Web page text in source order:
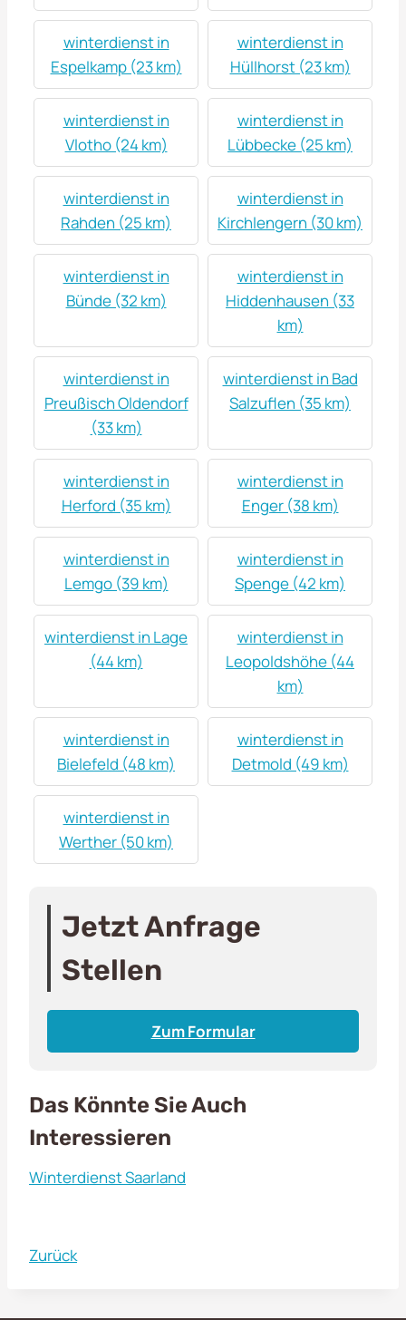
winterdienst in
Espelkamp (23 km)
winterdienst in
Hüllhorst (23 km)
winterdienst in
Vlotho (24 km)
winterdienst in
Lübbecke (25 km)
winterdienst in
Rahden (25 km)
winterdienst in
Kirchlengern (30 km)
winterdienst in
Bünde (32 km)
winterdienst in
Hiddenhausen (33
km)
winterdienst in
Preußisch Oldendorf
(33 km)
winterdienst in Bad
Salzuflen (35 km)
winterdienst in
Herford (35 km)
winterdienst in
Enger (38 km)
winterdienst in
Lemgo (39 km)
winterdienst in
Spenge (42 km)
winterdienst in Lage
(44 km)
winterdienst in
Leopoldshöhe (44
km)
winterdienst in
Bielefeld (48 km)
winterdienst in
Detmold (49 km)
winterdienst in
Werther (50 km)
Jetzt Anfrage
Stellen
Zum Formular
Das Könnte Sie Auch
Interessieren
Winterdienst Saarland
Zurück